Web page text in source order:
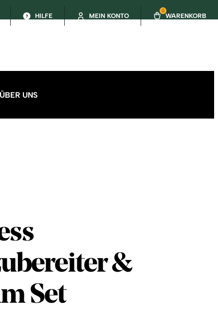
HILFE MEIN KONTO
0
WARENKORB
ÜBER UNS
&
Set